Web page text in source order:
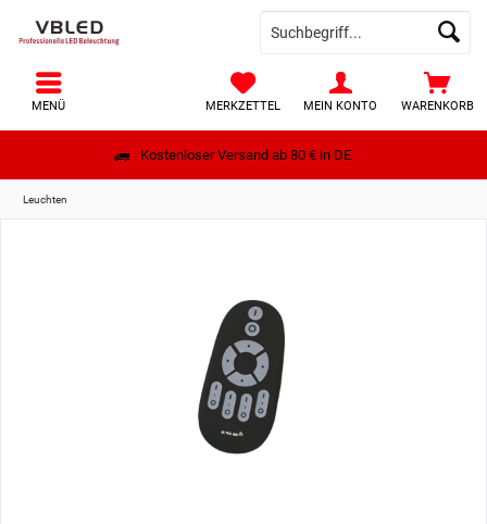
Kostenloser Versand ab 80 € in DE
WARENKORB
MERKZETTEL MEIN KONTO
MENÜ
Leuchten